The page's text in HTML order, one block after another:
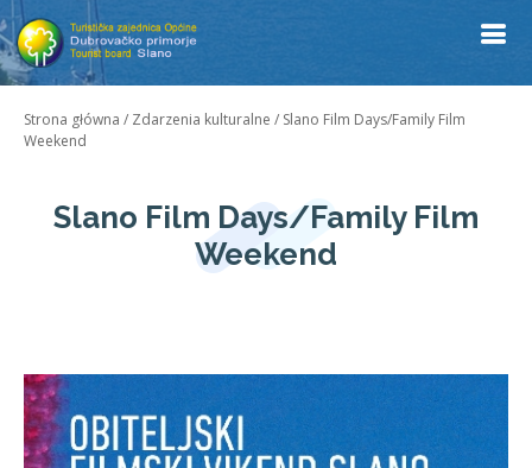
Strona główna / Zdarzenia kulturalne / Slano Film Days/Family Film
Weekend
Slano Film Days/Family Film
Weekend